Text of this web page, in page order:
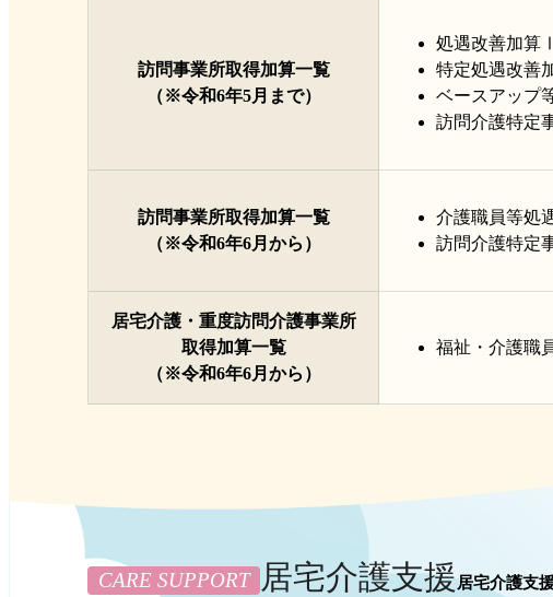
訪問事業所取得加算一覧
（※令和6年5月まで）
処遇改善加算Ⅰ
特定処遇改善
ベースアップ
訪問介護特定
訪問事業所取得加算一覧
（※令和6年6月から）
介護職員等処
訪問介護特定
居宅介護・重度訪問介護事業所
取得加算一覧
（※令和6年6月から）
福祉・介護職
CARE SUPPORT 居宅介護支援居宅介護支